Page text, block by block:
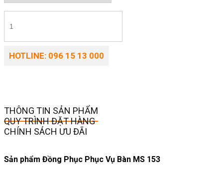
HOTLINE: 096 15 13 000
THÔNG TIN SẢN PHẨM
QUY TRÌNH ĐẶT HÀNG
CHÍNH SÁCH ƯU ĐÃI
Sản phẩm Đồng Phục Phục Vụ Bàn MS 153